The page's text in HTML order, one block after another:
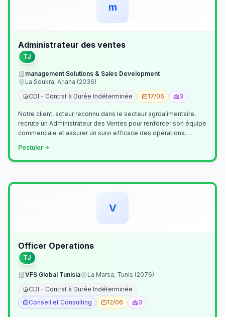
m
Administrateur des ventes
TJ
management Solutions & Sales Development
La Soukra, Ariana (2036)
CDI - Contrat à Durée Indéterminée
17/06 3
Notre client, acteur reconnu dans le secteur agroalimentaire,
recrute un Administrateur des Ventes pour renforcer son équipe
commerciale et assurer un suivi efficace des opérations.
Postuler
V
Officer Operations
TJ
VFS Global Tunisia
La Marsa, Tunis (2076)
CDI - Contrat à Durée Indéterminée
Conseil et Consulting
12/06 3